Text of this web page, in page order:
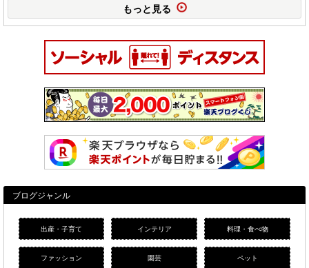
もっと見る
ブログジャンル
出産・子育て インテリア 料理・食べ物
ファッション 園芸 ペット